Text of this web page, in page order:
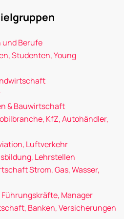
und Berufe
Studenten, Young
& Bauwirtschaft
KfZ, Autohändler,
Luftverkehr
Lehrstellen
Strom, Gas, Wasser,
Manager
Banken, Versicherungen